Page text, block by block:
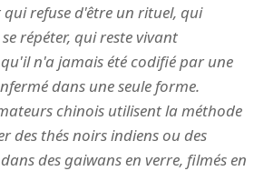
refuse d'être un rituel, qui
répéter, qui reste vivant
n'a jamais été codifié par une
dans une seule forme.
chinois utilisent la méthode
des thés noirs indiens ou des
des gaiwans en verre, filmés en